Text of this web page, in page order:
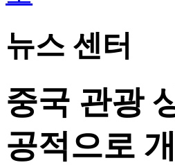
뉴스 센터
중국 관광
공적으로